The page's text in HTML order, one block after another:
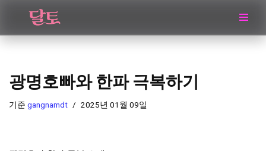
콘
로
건
너
광명호빠와 한파 극복하기
기준 gangnamdt 2025년 01월 09일